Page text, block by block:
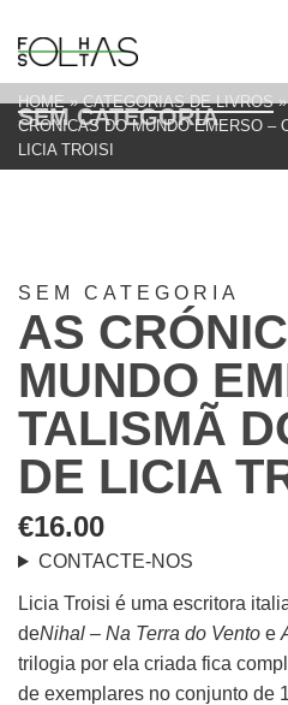
SEM CATEGORIA
HOME » CATEGORIAS DE LIVROS »
CRÓNICAS DO MUNDO EMERSO –
LICIA TROISI
SEM CATEGORIA
AS
MUNDO
TALISMÃ
DE LICIA
€16.00
CONTACTE-NOS
Licia Troisi é uma escritora
deNihal – Na Terra do Vento e
trilogia por ela criada fica
de exemplares no conjunto de